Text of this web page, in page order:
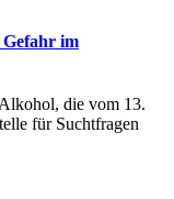
im
die vom 13.
für Suchtfragen